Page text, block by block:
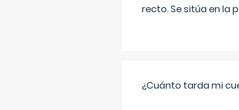
recto. Se sitúa en la
¿Cuánto tarda mi